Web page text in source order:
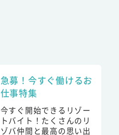
急募！今すぐ働けるお
仕事特集
今すぐ開始できるリゾー
トバイト！たくさんのリ
ゾバ仲間と最高の思い出